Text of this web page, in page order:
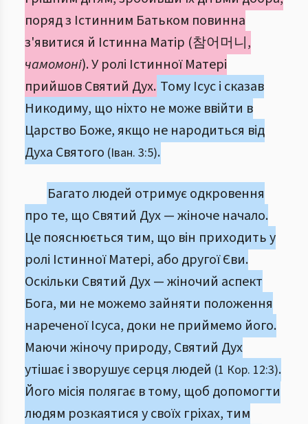
поряд з Істинним Батьком повинна
з'явитися й Істинна Матір (참어머니,
чамомоні). У ролі Істинної Матері
прийшов Святий Дух. Тому Ісус і сказав
Никодиму, що ніхто не може ввійти в
Царство Боже, якщо не народиться від
Духа Святого (Іван. 3:5).
Багато людей отримує одкровення
про те, що Святий Дух — жіноче начало.
Це пояснюється тим, що він приходить у
ролі Істинної Матері, або другої Єви.
Оскільки Святий Дух — жіночий аспект
Бога, ми не можемо зайняти положення
нареченої Ісуса, доки не приймемо його.
Маючи жіночу природу, Святий Дух
утішає і зворушує серця людей (1 Кор. 12:3).
Його місія полягає в тому, щоб допомогти
людям розкаятися у своїх гріхах, тим